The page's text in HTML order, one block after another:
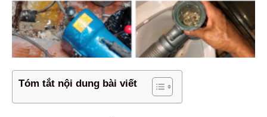
Tóm tắt nội dung bài viết